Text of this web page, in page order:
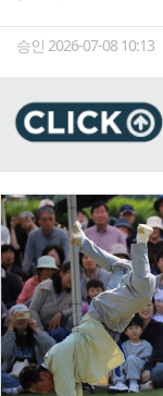
승인 2026-07-08 10:13